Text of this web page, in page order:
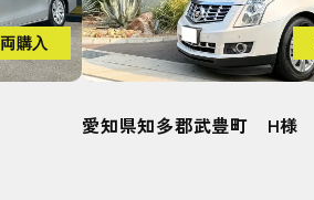
購入
愛知県知多郡武豊町 H様